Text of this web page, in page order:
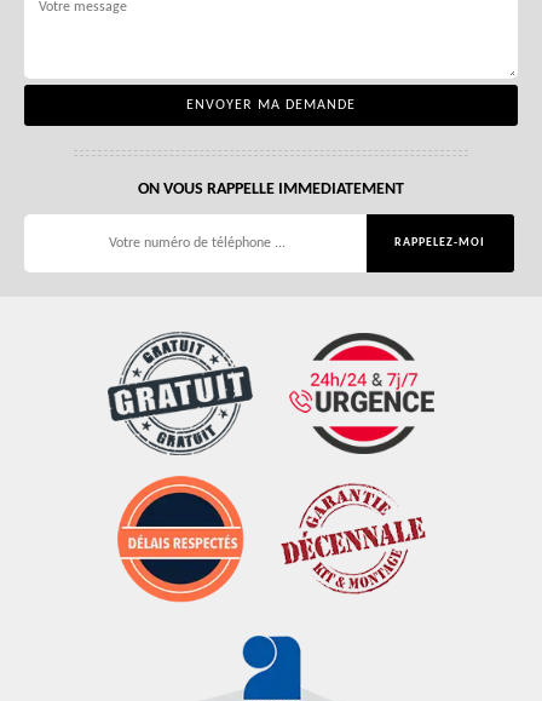
ON VOUS RAPPELLE IMMEDIATEMENT